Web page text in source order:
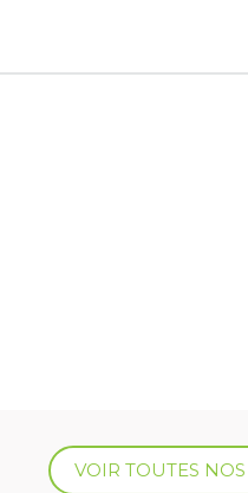
VOIR TOUTES